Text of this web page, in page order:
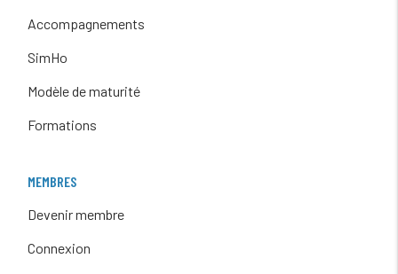
Accompagnements
SimHo
Modèle de maturité
Formations
MEMBRES
Devenir membre
Connexion